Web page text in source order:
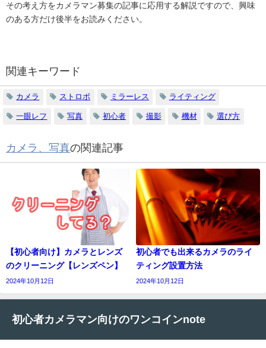
その考え方をカメラマン募集の記事に応用する解説ですので、興味
のある方だけ後半をお読みください。
関連キーワード
カメラ ストロボ ミラーレス ライティング
一眼レフ 写真 初心者 撮影 機材 選び方
カメラ、写真の関連記事
【初心者向け】カメラとレンズ
のクリーニング【レンズペン】
2024年10月12日
初心者でも出来るカメラのライ
ティング設置方法
2024年10月12日
初心者カメラマン向けのワンコインnote